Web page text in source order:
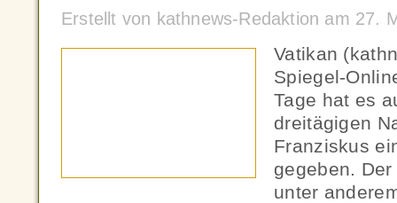
Erstellt von kathnews-Redaktion am 27.
Vatikan
Spiegel-
Tage hat es
dreitägigen
Franziskus
gegeben.
unter